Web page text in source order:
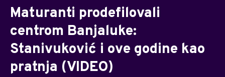
Maturanti prodefilovali
centrom Banjaluke:
Stanivuković i ove godine kao
pratnja (VIDEO)